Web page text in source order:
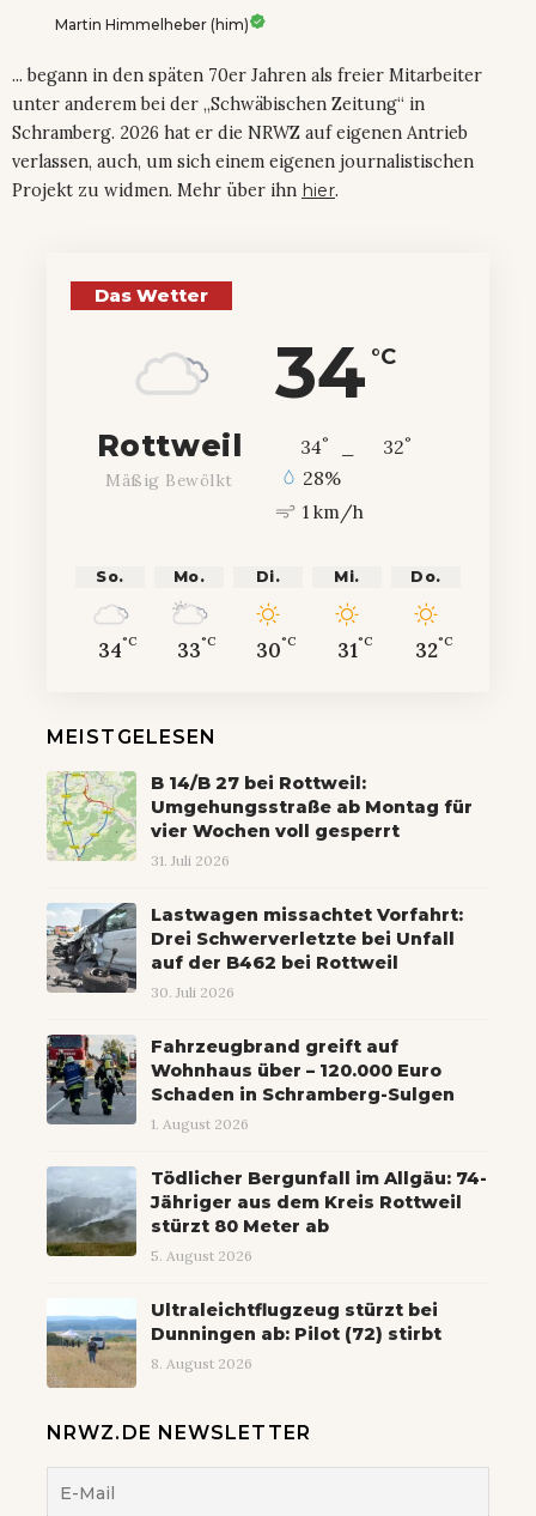
Martin Himmelheber (him)
... begann in den späten 70er Jahren als freier Mitarbeiter
unter anderem bei der „Schwäbischen Zeitung“ in
Schramberg. 2026 hat er die NRWZ auf eigenen Antrieb
verlassen, auch, um sich einem eigenen journalistischen
Projekt zu widmen. Mehr über ihn hier.
Das Wetter
34 °C
Rottweil
Mäßig Bewölkt
34° 32°
28%
1 km/h
So.
34°C
Mo.
33°C
Di.
30°C
Mi.
31°C
Do.
32°C
MEISTGELESEN
B 14/B 27 bei Rottweil:
Umgehungsstraße ab Montag für
vier Wochen voll gesperrt
31. Juli 2026
Lastwagen missachtet Vorfahrt:
Drei Schwerverletzte bei Unfall
auf der B462 bei Rottweil
30. Juli 2026
Fahrzeugbrand greift auf
Wohnhaus über – 120.000 Euro
Schaden in Schramberg-Sulgen
1. August 2026
Tödlicher Bergunfall im Allgäu: 74-
Jähriger aus dem Kreis Rottweil
stürzt 80 Meter ab
5. August 2026
Ultraleichtflugzeug stürzt bei
Dunningen ab: Pilot (72) stirbt
8. August 2026
NRWZ.DE NEWSLETTER